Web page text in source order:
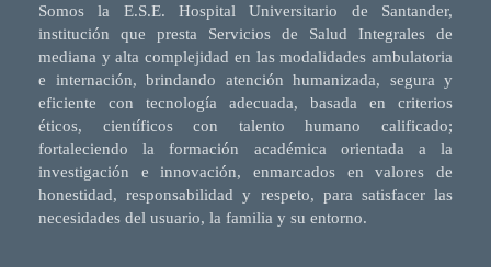
Somos la E.S.E. Hospital Universitario de Santander,
institución que presta Servicios de Salud Integrales de
mediana y alta complejidad en las modalidades ambulatoria
e internación, brindando atención humanizada, segura y
eficiente con tecnología adecuada, basada en criterios
éticos, científicos con talento humano calificado;
fortaleciendo la formación académica orientada a la
investigación e innovación, enmarcados en valores de
honestidad, responsabilidad y respeto, para satisfacer las
necesidades del usuario, la familia y su entorno.